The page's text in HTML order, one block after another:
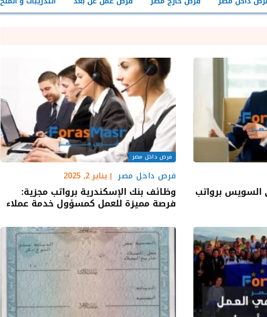
السويس برواتب
فرص داخل مصر
فرص داخل مصر يناير 2, 2025
وظائف بنك الإسكندرية برواتب مجزية:
فرصة مميزة للعمل كمسؤول خدمة عملاء